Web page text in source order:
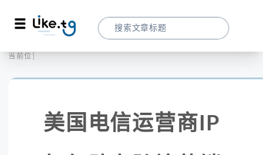
当前位置：
美国电信运营商IP